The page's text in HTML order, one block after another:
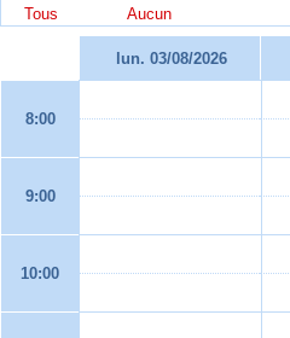
Tous Aucun
lun. 03/08/2026
8:00
9:00
10:00